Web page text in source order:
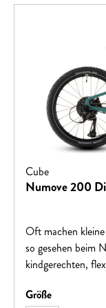
Cube
Numove 200
Oft machen
so gesehen beim
kindgerechten,
die hydraulischen
Größeauswählen